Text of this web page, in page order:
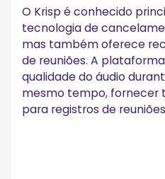
O Krisp é conhecido
tecnologia de
mas também oferece
de reuniões. A
qualidade do áudio
mesmo tempo, fornecer
para registros de